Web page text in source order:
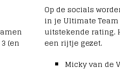
Op de socials
in je Ultimate
uitstekende rating.
een rijtje gezet.
Micky van de
(en